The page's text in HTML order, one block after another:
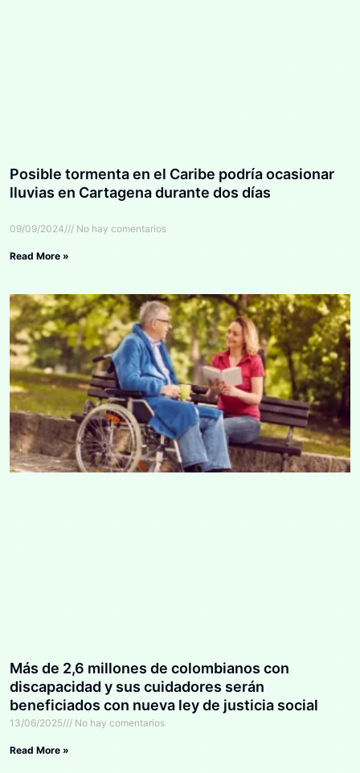
Posible tormenta en el Caribe podría ocasionar
lluvias en Cartagena durante dos días
09/09/2024 No hay comentarios
Read More »
Más de 2,6 millones de colombianos con
discapacidad y sus cuidadores serán
beneficiados con nueva ley de justicia social
13/06/2025 No hay comentarios
Read More »